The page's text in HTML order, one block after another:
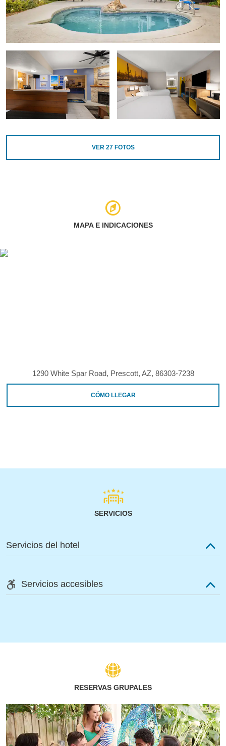
VER 27FOTOS
MAPA E INDICACIONES
1290 White Spar Road, Prescott, AZ, 86303-7238
CÓMO LLEGAR
SERVICIOS
Servicios del hotel
Servicios accesibles
RESERVAS GRUPALES